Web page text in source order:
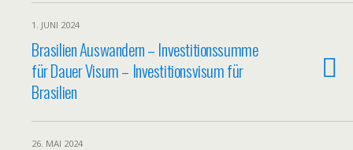
1. JUNI 2024
Brasilien Auswandern – Investitionssumme
für Dauer Visum – Investitionsvisum für
Brasilien
26. MAI 2024